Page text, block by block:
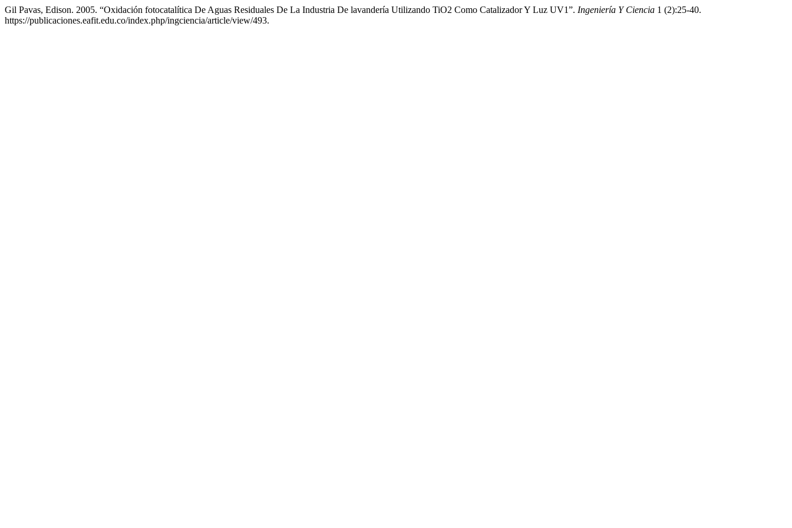
Gil Pavas, Edison. 2005. “Oxidación fotocatalítica De Aguas Residuales De La Industria De lavandería Utilizando TiO2 Como Catalizador Y Luz UV1”. Ingeniería Y Ciencia 1 (2):25-40.
https://publicaciones.eafit.edu.co/index.php/ingciencia/article/view/493.